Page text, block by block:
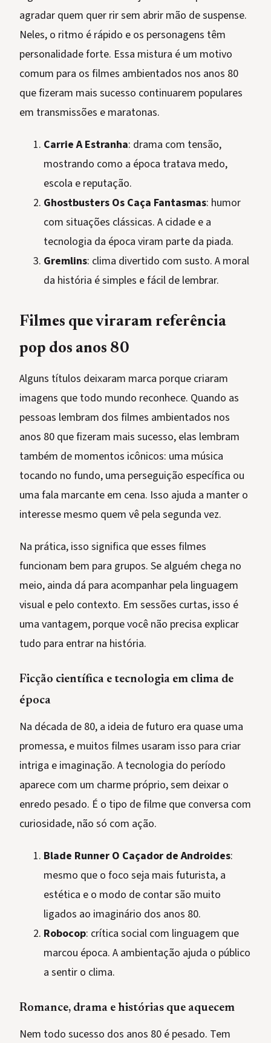
agradar quem quer rir sem abrir mão de suspense.
Neles, o ritmo é rápido e os personagens têm
personalidade forte. Essa mistura é um motivo
comum para os filmes ambientados nos anos 80
que fizeram mais sucesso continuarem populares
em transmissões e maratonas.
Carrie A Estranha: drama com tensão,
mostrando como a época tratava medo,
escola e reputação.
Ghostbusters Os Caça Fantasmas: humor
com situações clássicas. A cidade e a
tecnologia da época viram parte da piada.
Gremlins: clima divertido com susto. A moral
da história é simples e fácil de lembrar.
Filmes que viraram referência
pop dos anos 80
Alguns títulos deixaram marca porque criaram
imagens que todo mundo reconhece. Quando as
pessoas lembram dos filmes ambientados nos
anos 80 que fizeram mais sucesso, elas lembram
também de momentos icônicos: uma música
tocando no fundo, uma perseguição específica ou
uma fala marcante em cena. Isso ajuda a manter o
interesse mesmo quem vê pela segunda vez.
Na prática, isso significa que esses filmes
funcionam bem para grupos. Se alguém chega no
meio, ainda dá para acompanhar pela linguagem
visual e pelo contexto. Em sessões curtas, isso é
uma vantagem, porque você não precisa explicar
tudo para entrar na história.
Ficção científica e tecnologia em clima de
época
Na década de 80, a ideia de futuro era quase uma
promessa, e muitos filmes usaram isso para criar
intriga e imaginação. A tecnologia do período
aparece com um charme próprio, sem deixar o
enredo pesado. É o tipo de filme que conversa com
curiosidade, não só com ação.
Blade Runner O Caçador de Androides:
mesmo que o foco seja mais futurista, a
estética e o modo de contar são muito
ligados ao imaginário dos anos 80.
Robocop: crítica social com linguagem que
marcou época. A ambientação ajuda o público
a sentir o clima.
Romance, drama e histórias que aquecem
Nem todo sucesso dos anos 80 é pesado. Tem